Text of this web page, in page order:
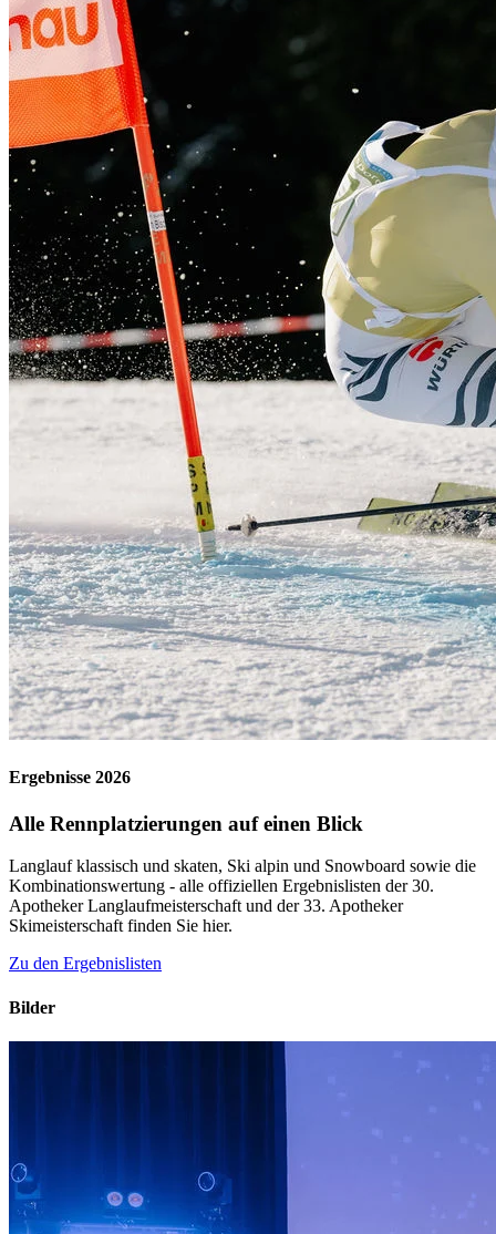
Ergebnisse 2026
Alle Rennplatzierungen auf einen Blick
Langlauf klassisch und skaten, Ski alpin und Snowboard sowie die
Kombinationswertung - alle offiziellen Ergebnislisten der 30.
Apotheker Langlaufmeisterschaft und der 33. Apotheker
Skimeisterschaft finden Sie hier.
Zu den Ergebnislisten
Bilder